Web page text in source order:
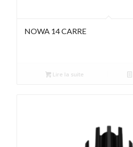
NOWA 14 CARRE
Lire la suite